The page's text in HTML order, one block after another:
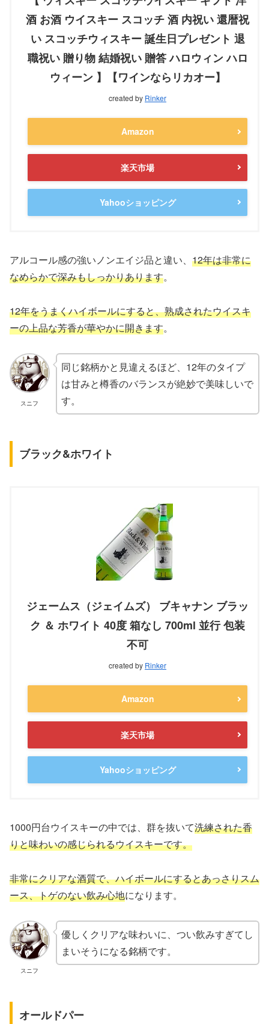
酒 お酒 ウイスキー スコッチ 酒 内祝い 還暦祝
い スコッチウィスキー 誕生日プレゼント 退
職祝い 贈り物 結婚祝い 贈答 ハロウィン ハロ
ウィーン 】【ワインならリカオー】
created by Rinker
Amazon
楽天市場
Yahooショッピング
アルコール感の強いノンエイジ品と違い、 12年は非常に
なめらかで深みもしっかりあります。
12年をうまくハイボールにすると、熟成されたウイスキ
ーの上品な芳香が華やかに開きます。
スニフ
同じ銘柄かと見違えるほど、12年のタイプ
は甘みと樽香のバランスが絶妙で美味しいで
す。
ブラック&ホワイト
ジェームス（ジェイムズ） ブキャナン ブラッ
ク ＆ ホワイト 40度 箱なし 700ml 並行 包装
不可
created by Rinker
Amazon
楽天市場
Yahooショッピング
1000円台ウイスキーの中では、群を抜いて洗練された香
りと味わいの感じられるウイスキーです。
非常にクリアな酒質で、ハイボールにするとあっさりスム
ース、トゲのない飲み心地になります。
スニフ
優しくクリアな味わいに、つい飲みすぎてし
まいそうになる銘柄です。
オールドパー